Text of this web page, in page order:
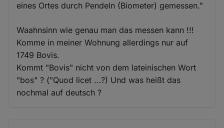
eines Ortes durch Pendeln (Biometer) gemessen."
Waahnsinn wie genau man das messen kann !!!
Komme in meiner Wohnung allerdings nur auf
1749 Bovis.
Kommt "Bovis" nicht von dem lateinischen Wort
"bos" ? ("Quod licet ...?) Und was heißt das
nochmal auf deutsch ?